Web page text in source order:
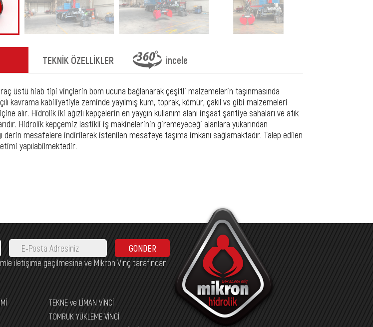
TEKNİK ÖZELLİKLER incele
üstü hiab tipi vinçlerin bom ucuna bağlanarak çeşitli malzemelerin taşınmasında
kavrama kabiliyetiyle zeminde yayılmış kum, toprak, kömür, çakıl vs gibi malzemeleri
alır. Hidrolik iki ağızlı kepçelerin en yaygın kullanım alanı inşaat şantiye sahaları ve atık
Hidrolik kepçemiz lastikli iş makinelerinin giremeyeceği alanlara yukarından
derin mesafelere indirilerek istenilen mesafeye taşıma imkanı sağlamaktadır. Talep edilen
yapılabilmektedir.
GÖNDER
iletişime geçilmesine ve Mikron Vinç tarafından
TEKNE ve LİMAN VİNCİ
TOMRUK YÜKLEME VİNCİ